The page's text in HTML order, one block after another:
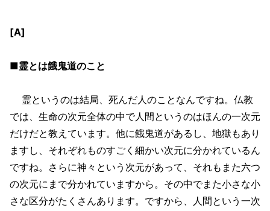
[A]
■霊とは餓鬼道のこと
霊というのは結局、死んだ人のことなんですね。仏教
では、生命の次元全体の中で人間というのはほんの一次元
だけだと教えています。他に餓鬼道があるし、地獄もあり
ますし、それぞれものすごく細かい次元に分かれているん
ですね。さらに神々という次元があって、それもまた六つ
の次元にまで分かれていますから。その中でまた小さな小
さな区分がたくさんあります。ですから、人間という一次